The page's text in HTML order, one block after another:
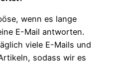
wenn es lange
E-Mail antworten.
viele E-Mails und
sodass wir es